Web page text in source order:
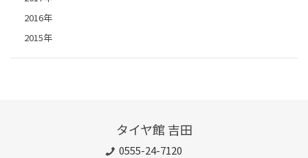
2016年
2015年
タイヤ館 吉田
0555-24-7120